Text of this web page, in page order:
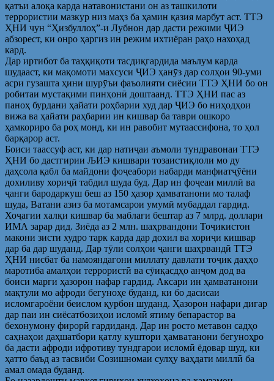
қатъи алоқа карда натавонистани он аз ташкилоти
террористии мазкур низ маҳз ба ҳамин қазия марбут аст. ТТЭ
ҲНИ чун “Ҳизбуллоҳ”-и Лубнон дар дасти режими ҶИЭ
абзорест, ки онро ҳаргиз ин режим ихтиёран раҳо нахоҳад
кард.
Дар иртибот ба таҳқиқоти тасдиқгардида маълум карда
шудааст, ки мақомоти махсуси ҶИЭ ҳанӯз дар солҳои 90-уми
асри гузашта ҳини шурӯъи фаъолияти сиёсии ТТЭ ҲНИ бо он
робитаи мустақими пинҳонӣ доштаанд. ТТЭ ҲНИ пас аз
паноҳ бурдани ҳайати роҳбарии худ дар ҶИЭ бо ниҳодҳои
вижа ва ҳайати раҳбарии ин кишвар ба таври ошкоро
ҳамкориро ба роҳ монд, ки ин равобит мутаассифона, то ҳол
барқарор аст.
Боиси таассуф аст, ки дар натиҷаи аъмоли тундравонаи ТТЭ
ҲНИ бо дастгирии ЉИЭ кишвари тозаистиқлоли мо ду
даҳсола қабл ба майдони фоҷеабори набарди манфиатҷӯёни
дохиливу хориҷӣ табдил шуда буд. Дар ин фоҷеаи миллӣ ва
ҷанги бародаркуш беш аз 150 ҳазор ҳамватанони мо талаф
шуда, Ватани азиз ба мотамсарои умумӣ мубаддал гардид.
Хоҷагии халқи кишвар ба маблағи бештар аз 7 млрд. доллари
ИМА зарар дид. Зиёда аз 2 млн. шаҳрвандони Тоҷикистон
макони зисти худро тарк карда дар дохил ва хориҷи кишвар
дар ба дар шуданд. Дар тӯли солҳои ҷанги шаҳрвандӣ ТТЭ
ҲНИ нисбат ба намояндагони миллату давлати тоҷик даҳҳо
маротиба амалҳои террористӣ ва сӯиқасдҳо анҷом дод ва
боиси марги ҳазорон нафар гардид. Аксари ин ҳамватанони
мақтули мо афроди бегуноҳе буданд, ки бо дасисаи
исломгароёни беислом қурбон шуданд. Ҳазорон нафари дигар
дар паи ин сиёсатбозиҳои исломӣ ятиму бепарастор ва
бехонумону фирорӣ гардиданд. Дар ин росто метавон садҳо
саҳнаҳои даҳшатбори қатлу куштори ҳамватанони бегуноҳро
ба дасти афроди ифротиву тундгарои исломӣ ёдовар шуд, ки
ҳатто баъд аз тасвиби Созишномаи сулҳу ваҳдати миллӣ ба
амал омада буданд.